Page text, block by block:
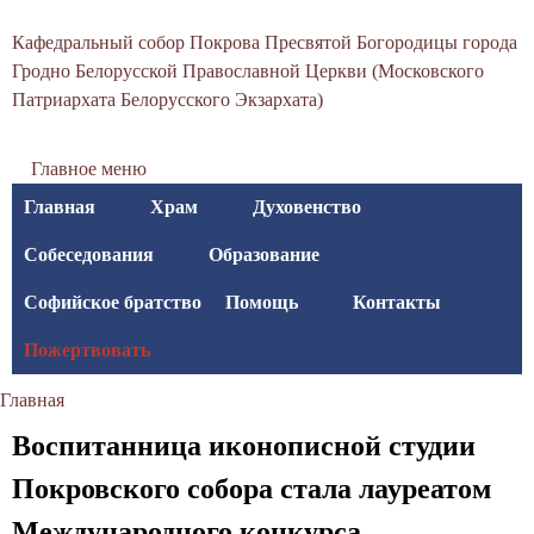
основному
в
я
о
к
р
о
в
Кафедральный собор Покрова Пресвятой Богородицы города
Гродно Белорусской Православной Церкви (Московского
Патриархата Белорусского Экзархата)
Главное меню
Главная
Храм Духовенство
Собеседования Образование
Софийское братство Помощь Контакты
Пожертвовать
здесь
Главная
Воспитанница иконописной студии
Покровского собора стала лауреатом